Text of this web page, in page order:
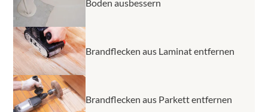
Boden ausbessern
Brandflecken aus Laminat entfernen
Brandflecken aus Parkett entfernen